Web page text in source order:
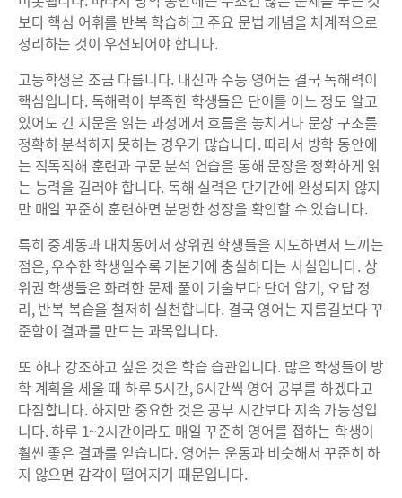
보다 핵심 어휘를 반복 학습하고 주요 문법 개념을 체계적으로
정리하는 것이 우선되어야 합니다.
고등학생은 조금 다릅니다. 내신과 수능 영어는 결국 독해력이
핵심입니다. 독해력이 부족한 학생들은 단어를 어느 정도 알고
있어도 긴 지문을 읽는 과정에서 흐름을 놓치거나 문장 구조를
정확히 분석하지 못하는 경우가 많습니다. 따라서 방학 동안에
는 직독직해 훈련과 구문 분석 연습을 통해 문장을 정확하게 읽
는 능력을 길러야 합니다. 독해 실력은 단기간에 완성되지 않지
만 매일 꾸준히 훈련하면 분명한 성장을 확인할 수 있습니다.
특히 중계동과 대치동에서 상위권 학생들을 지도하면서 느끼는
점은, 우수한 학생일수록 기본기에 충실하다는 사실입니다. 상
위권 학생들은 화려한 문제 풀이 기술보다 단어 암기, 오답 정
리, 반복 복습을 철저히 실천합니다. 결국 영어는 지름길보다 꾸
준함이 결과를 만드는 과목입니다.
또 하나 강조하고 싶은 것은 학습 습관입니다. 많은 학생들이 방
학 계획을 세울 때 하루 5시간, 6시간씩 영어 공부를 하겠다고
다짐합니다. 하지만 중요한 것은 공부 시간보다 지속 가능성입
니다. 하루 1~2시간이라도 매일 꾸준히 영어를 접하는 학생이
훨씬 좋은 결과를 얻습니다. 영어는 운동과 비슷해서 꾸준히 하
지 않으면 감각이 떨어지기 때문입니다.